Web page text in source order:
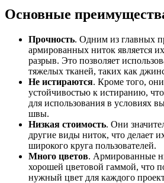
Основные
Прочность. Одним из главных
армированных ниток является
разрыв. Это позволяет
тяжелых тканей, таких как
Не истираются. Кроме того,
устойчивостью к истиранию,
для использования в условиях
швы.
Низкая стоимость. Они
другие виды ниток, что делает
широкого круга пользователей.
Много цветов. Армированные
хорошей цветовой гаммой, что
нужный цвет для каждого